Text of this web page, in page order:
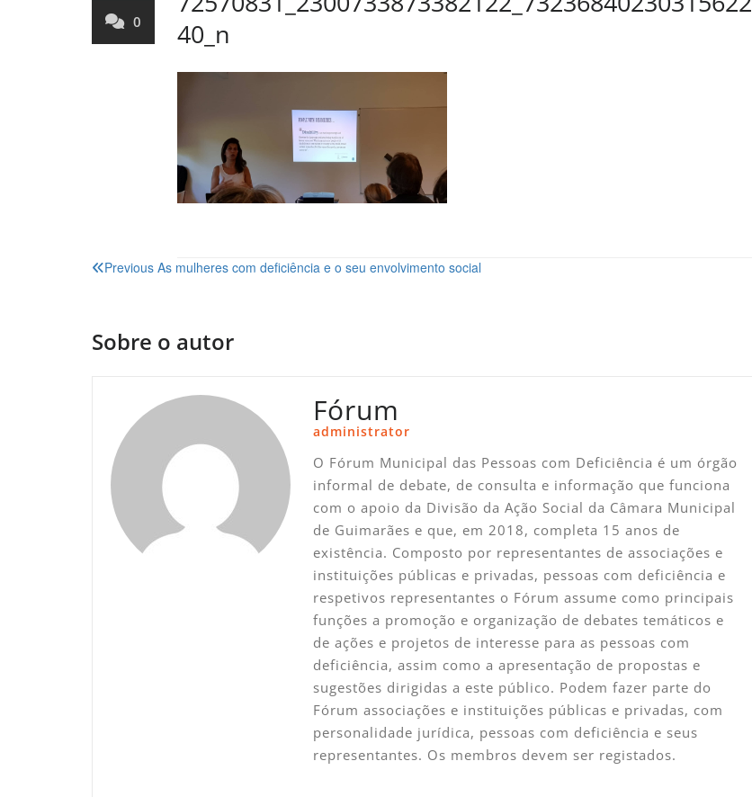
0
40_n
Navegação
artigos
Previous As mulheres com deficiência e o seu envolvimento social
Sobre o autor
Fórum
administrator
O Fórum Municipal das Pessoas com Deficiência é um órgão
informal de debate, de consulta e informação que funciona
com o apoio da Divisão da Ação Social da Câmara Municipal
de Guimarães e que, em 2018, completa 15 anos de
existência. Composto por representantes de associações e
instituições públicas e privadas, pessoas com deficiência e
respetivos representantes o Fórum assume como principais
funções a promoção e organização de debates temáticos e
de ações e projetos de interesse para as pessoas com
deficiência, assim como a apresentação de propostas e
sugestões dirigidas a este público. Podem fazer parte do
Fórum associações e instituições públicas e privadas, com
personalidade jurídica, pessoas com deficiência e seus
representantes. Os membros devem ser registados.